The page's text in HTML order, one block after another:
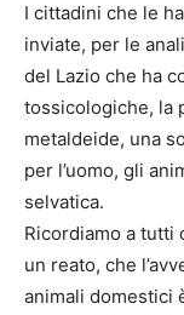
I cittadini che le
inviate, per le
del Lazio che ha
tossicologiche, la
metaldeide, una
per l’uomo, gli
selvatica.
Ricordiamo a tutti
un reato, che
animali domestici